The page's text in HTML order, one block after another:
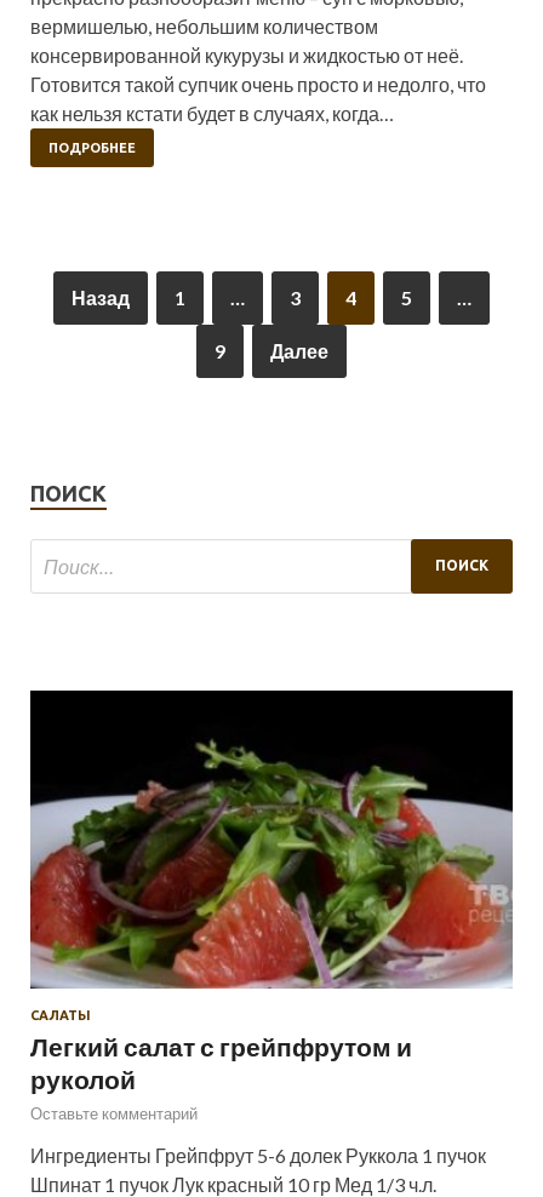
вермишелью, небольшим количеством
консервированной кукурузы и жидкостью от неё.
Готовится такой супчик очень просто и недолго, что
как нельзя кстати будет в случаях, когда…
ПОДРОБНЕЕ
Назад 1 3 4 5
9 Далее
ПОИСК
САЛАТЫ
Легкий салат с грейпфрутом и
руколой
Оставьте комментарий
Ингредиенты Грейпфрут 5-6 долек Руккола 1 пучок
Шпинат 1 пучок Лук красный 10 гр Мед 1/3 ч.л.